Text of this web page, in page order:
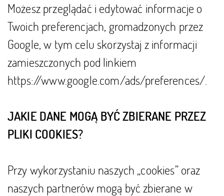
Możesz przeglądać i edytować informacje o
Twoich preferencjach, gromadzonych przez
Google, w tym celu skorzystaj z informacji
zamieszczonych pod linkiem
https://www.google.com/ads/preferences/
JAKIE DANE MOGĄ BYĆ ZBIERANE PRZEZ
PLIKI COOKIES?
Przy wykorzystaniu naszych „cookies” oraz
naszych partnerów mogą być zbierane w